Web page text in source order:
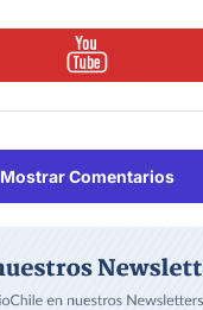
Mostrar Comentarios